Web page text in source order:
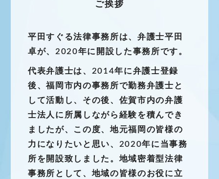
ご挨拶
平田すぐる法律事務所は、弁護士平田
卓が、2020年に開設した事務所です。
代表弁護士は、2014年に弁護士登録
後、福岡市内の事務所で勤務弁護士と
して活動し、その後、佐賀市内の弁護
士法人に所属しながら経験を積んでき
ましたが、この度、地元福岡の皆様の
力になりたいと思い、2020年に当事務
所を開設致しました。地域密着型法律
事務所として、地域の皆様のお役に立